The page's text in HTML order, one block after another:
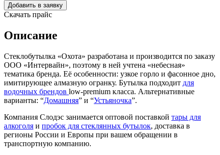
Добавить в заявку
Скачать прайс
Описание
Стеклобутылка «Охота» разработана и производится по заказу
ООО «Интервайн», поэтому в ней учтена «небесная»
тематика бренда. Её особенности: узкое горло и фасонное дно,
имитирующее алмазную огранку. Бутылка подходит для
водочных брендов low-premium класса. Альтернативные
варианты: “Домашняя” и “Устьяночка”.
Компания Слодэс занимается оптовой поставкой тары для
алкоголя и пробок для стеклянных бутылок, доставка в
регионы России и Европы при вашем обращении в
транспортную компанию.